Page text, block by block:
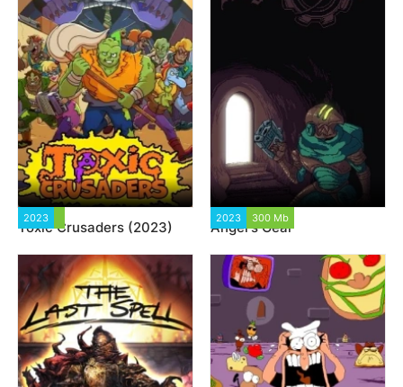
2023
Toxic Crusaders (2023)
2023 300 Mb
Angel's Gear